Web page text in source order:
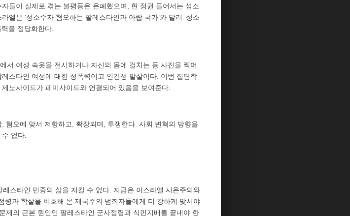
들이 실제로 겪는 불평등은 은폐했으며, 현 정권 들어서는 성소
엘은 ‘성소수자 혐오하는 팔레스타인과 아랍 국가’와 달리 ‘성소
을 정당화한다.
서 여성 속옷을 전시하거나 자신의 몸에 걸치는 등 사진을 찍어
스타인 여성에 대한 성폭력이고 인간성 말살이다. 이번 집단학
노사이드가 페미사이드와 연결되어 있음을 보여준다.
혐오에 맞서 저항하고, 확장되며, 투쟁한다. 사회 변혁의 방향을
없다.
레스타인 민중의 삶을 지킬 수 없다. 지금은 이스라엘 시온주의와
과 학살을 비호해 온 제국주의 범죄자들에게 더 강하게 맞서야
제의 근본 원인인 팔레스타인 군사점령과 식민지배를 끝내야 한